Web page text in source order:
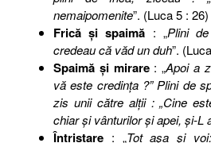
nemaipomenite”. (Luca 5 : 26)
Frică şi spaimă : „Plini
credeau că văd un duh”.
Spaimă şi mirare: „Apoi a
vă este credinţa ?” Plini de
zis unii către alţii : „Cine
chiar şi vânturilor şi apei, şi-L
Întristare : „Tot aşa şi